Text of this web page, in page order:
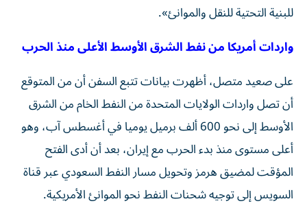
للبنية التحتية للنقل والموانئ».
واردات أمريكا من نفط الشرق الأوسط الأعلى منذ الحرب
على صعيد متصل، أظهرت بيانات تتبع السفن أن من المتوقع
أن تصل واردات الولايات المتحدة من النفط الخام من الشرق
الأوسط إلى ‌نحو 600 ألف برميل يوميا في أغسطس آب، وهو ​
أعلى مستوى منذ ⁠بدء الحرب مع إيران، بعد أن أدى ‌الفتح
المؤقت لمضيق هرمز وتحويل ‌مسار النفط السعودي عبر قناة
السويس إلى توجيه شحنات النفط نحو الموانئ الأمريكية.